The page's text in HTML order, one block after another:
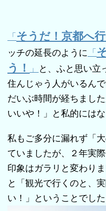
「 そうだ！京都へ行
ッチの延長のように 「
う！
」
と、ふと思い立
住んじゃう人がいるん
だいぶ時間が経ちまし
いいや！」と私的には
私もご多分に漏れず「
ていましたが、２年実
印象はガラリと変わり
と「観光で行くのと、
い！」ということでした